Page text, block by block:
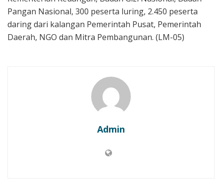
Pangan Nasional, 300 peserta luring, 2.450 peserta
daring dari kalangan Pemerintah Pusat, Pemerintah
Daerah, NGO dan Mitra Pembangunan. (LM-05)
Admin